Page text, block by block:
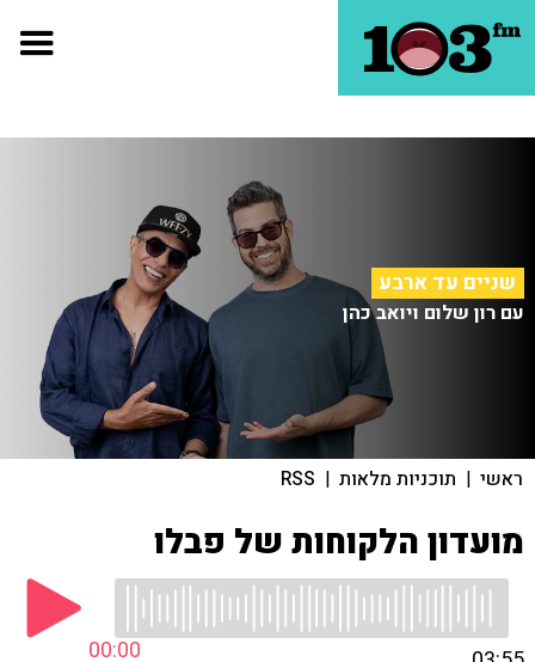
שניים עד ארבע
עם רון שלום ויואב כהן
ראשי | תוכניות מלאות |
RSS
מועדון הלקוחות של פבלו
00:00